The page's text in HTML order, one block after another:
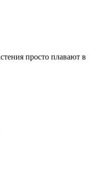
просто плавают в